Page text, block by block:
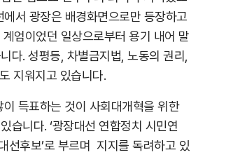
서 광장은 배경화면으로만 등장하고
엄이었던 일상으로부터 용기 내어 말
다. 성평등, 차별금지법, 노동의 권리,
지워지고 있습니다.
득표하는 것이 사회대개혁을 위한
습니다. ‘광장대선 연합정치 시민연
선후보’로 부르며 지지를 독려하고 있